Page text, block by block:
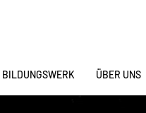
BILDUNGSWERK ÜBER UNS